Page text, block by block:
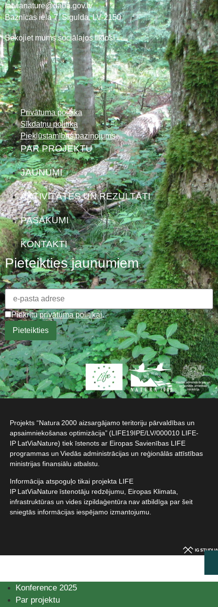
latvianature@daba.gov.lv
Baznīcas iela 7, Sigulda, LV-2150
Sekojiet mums sociālajos tīklos!
Privātuma politika
Sīkdatņu politika
Piekļūstamības paziņojums
PAR PROJEKTU
JAUNUMI
AKTIVITĀTES UN REZULTĀTI
PASĀKUMI
KONTAKTI
Pieteikties jaunumiem
Piekrītuprivātuma politikai.
Projekts “Natura 2000 aizsargājamo teritoriju pārvaldības un
apsaimniekošanas optimizācija” (LIFE19IPE/LV/000010 LIFE-
IP LatViaNature) tiek īstenots ar Eiropas Savienības LIFE
programmas un Viedās administrācijas un reģionālās attīstības
ministrijas finansiālu atbalstu.​
Informācija atspoguļo tikai projekta LIFE
IP LatViaNature īstenotāju redzējumu, Eiropas Klimata,
infrastruktūras un vides izpildaģentūra nav atbildīga par šeit
sniegtās informācijas iespējamo izmantojumu.​
Konference 2025
Par projektu